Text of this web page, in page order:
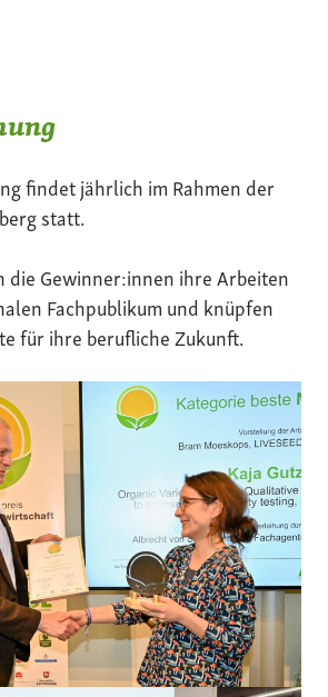
findet jährlich im Rahmen der
statt.
die Gewinner:innen ihre Arbeiten
Fachpublikum und knüpfen
für ihre berufliche Zukunft.